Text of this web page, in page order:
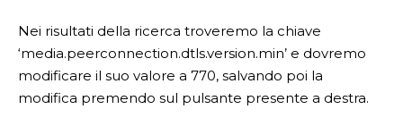
Nei risultati della ricerca troveremo la chiave
‘media.peerconnection.dtls.version.min’ e dovremo
modificare il suo valore a 770, salvando poi la
modifica premendo sul pulsante presente a destra.